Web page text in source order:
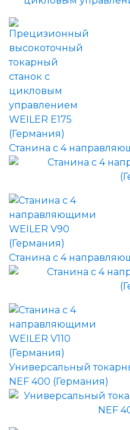
Станина с 4
Станина с 4
Универсальный
NEF 400 (Германия)